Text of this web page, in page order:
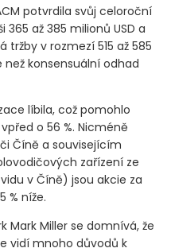
potvrdila svůj celoroční
až 385 milionů USD a
tržby v rozmezí 515 až 585
než konsensuální odhad
líbila, což pomohlo
o 56 %. Nicméně
Číně a souvisejícím
zařízení ze
v Číně) jsou akcie za
% níže.
Mark Miller se domnívá, že
vidí mnoho důvodů k